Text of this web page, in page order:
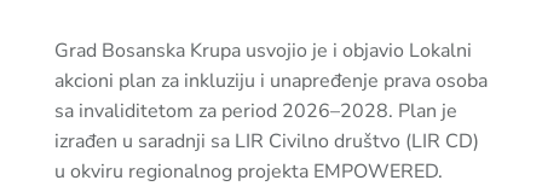
Grad Bosanska Krupa usvojio je i objavio Lokalni
akcioni plan za inkluziju i unapređenje prava osoba
sa invaliditetom za period 2026–2028. Plan je
izrađen u saradnji sa LIR Civilno društvo (LIR CD)
u okviru regionalnog projekta EMPOWERED.